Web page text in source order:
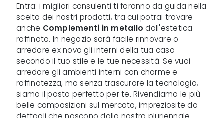
Entra: i migliori consulenti ti faranno da guida nella
scelta dei nostri prodotti, tra cui potrai trovare
anche Complementi in metallo dall'estetica
raffinata. In negozio sarà facile rinnovare o
arredare ex novo gli interni della tua casa
secondo il tuo stile e le tue necessità. Se vuoi
arredare gli ambienti interni con charme e
raffinatezza, ma senza trascurare la tecnologia,
siamo il posto perfetto per te. Rivendiamo le più
belle composizioni sul mercato, impreziosite da
dettagli che nascono dalla nostra pluriennale